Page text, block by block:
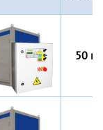
50